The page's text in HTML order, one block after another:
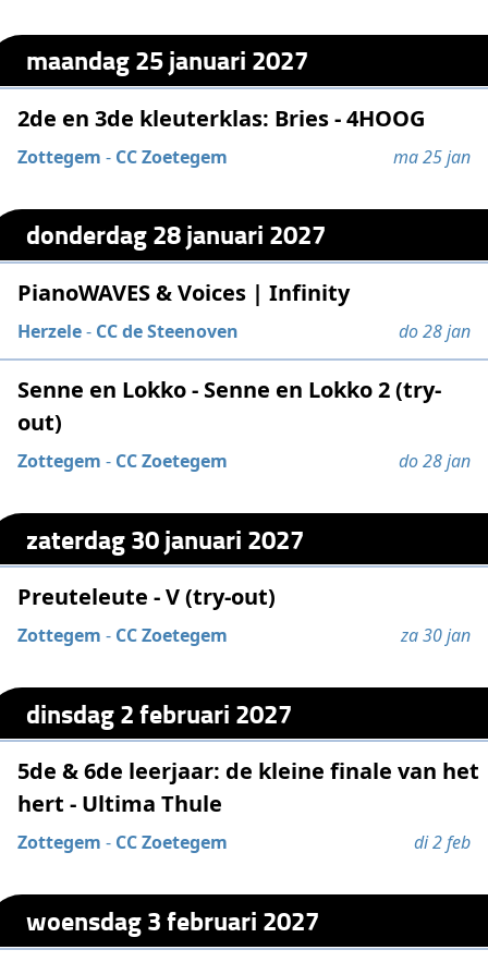
maandag 25 januari 2027
2de en 3de kleuterklas: Bries - 4HOOG
Zottegem - CC Zoetegem ma 25 jan
donderdag 28 januari 2027
PianoWAVES & Voices | Infinity
Herzele- CC de Steenoven do 28 jan
Senne en Lokko - Senne en Lokko 2 (try-
out)
Zottegem - CC Zoetegem do 28 jan
zaterdag 30 januari 2027
Preuteleute - V (try-out)
Zottegem - CC Zoetegem za 30 jan
dinsdag 2 februari 2027
5de & 6de leerjaar: de kleine finale van het
hert - Ultima Thule
Zottegem - CC Zoetegem di 2 feb
woensdag 3 februari 2027